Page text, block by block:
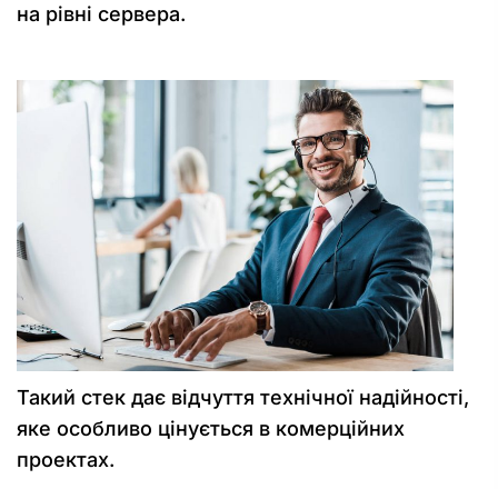
на рівні сервера.
Такий стек дає відчуття технічної надійності,
яке особливо цінується в комерційних
проектах.